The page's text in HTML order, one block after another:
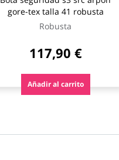
gore-tex talla 41 robusta
Robusta
117,90 €
Añadir al carrito